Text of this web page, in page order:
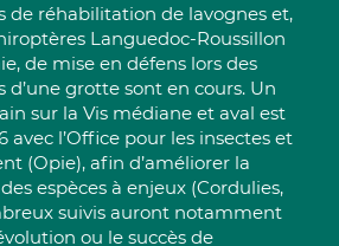
de réhabilitation de lavognes et,
Languedoc-Roussillon
de mise en défens lors des
d’une grotte sont en cours. Un
sur la Vis médiane et aval est
avec l’Office pour les insectes et
(Opie), afin d’améliorer la
espèces à enjeux (Cordulies,
suivis auront notamment
ou le succès de